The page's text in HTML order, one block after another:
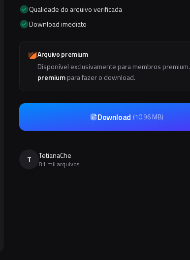
Qualidade do arquivo verificada
Download imediato
Arquivo premium
Disponível exclusivamente para membros premium.
premiumpara fazer o download.
Download (10.96 MB)
T TetianaChe
81 mil arquivos